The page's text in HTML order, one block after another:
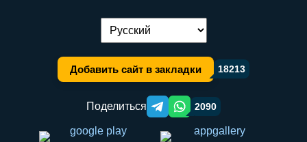
Переключение языка:
Добавить сайт в закладки 18213
Поделиться Telegram orqali ulashish
WhatsApp orqali ulashish
2090